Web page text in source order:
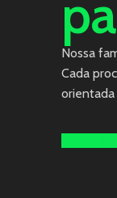
Nossa
Cada
orientada